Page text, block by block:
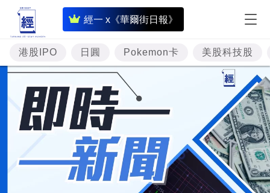
經一 x《華爾街日報》
即
時
財
經
專
題
投
資
樓
市
港股IPO 日圓 Pokemon卡 美股科技股